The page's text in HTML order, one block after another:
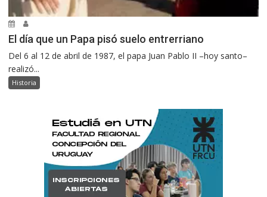
El día que un Papa pisó suelo entrerriano
Del 6 al 12 de abril de 1987, el papa Juan Pablo II –hoy santo–
realizó...
Historia